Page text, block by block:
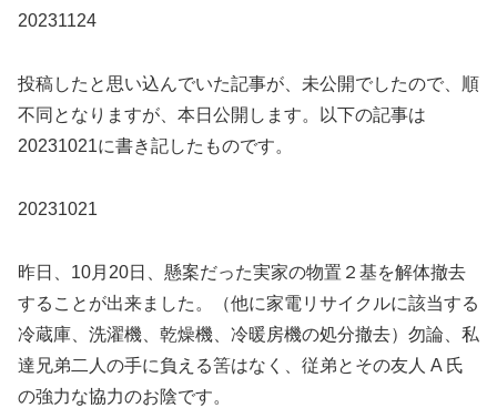
20231124
投稿したと思い込んでいた記事が、未公開でしたので、順
不同となりますが、本日公開します。以下の記事は
20231021に書き記したものです。
20231021
昨日、10月20日、懸案だった実家の物置２基を解体撤去
することが出来ました。（他に家電リサイクルに該当する
冷蔵庫、洗濯機、乾燥機、冷暖房機の処分撤去）勿論、私
達兄弟二人の手に負える筈はなく、従弟とその友人 A 氏
の強力な協力のお陰です。